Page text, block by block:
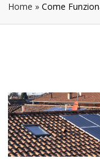
Home »Come